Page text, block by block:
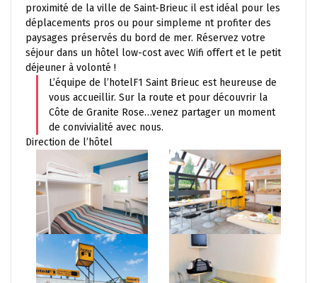
proximité de la ville de Saint-Brieuc il est idéal pour les
déplacements pros ou pour simpleme nt profiter des
paysages préservés du bord de mer. Réservez votre
séjour dans un hôtel low-cost avec Wifi offert et le petit
déjeuner à volonté !
L’équipe de l’hotelF1 Saint Brieuc est heureuse de
vous accueillir. Sur la route et pour découvrir la
Côte de Granite Rose…venez partager un moment
de convivialité avec nous.
Direction de l’hôtel